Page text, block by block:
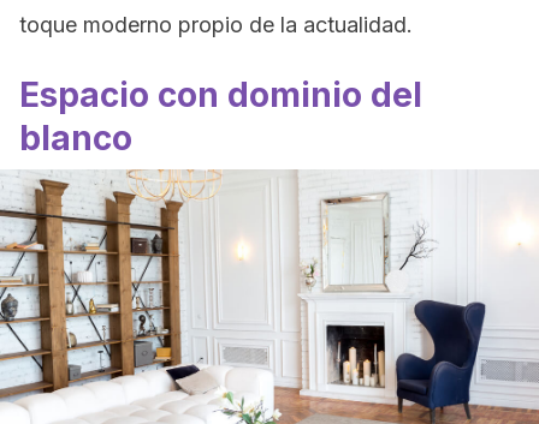
toque moderno propio de la actualidad.
Espacio con dominio del
blanco